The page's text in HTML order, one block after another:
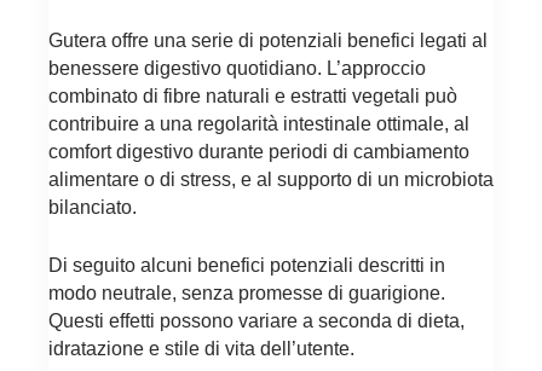
Gutera offre una serie di potenziali benefici legati al
benessere digestivo quotidiano. L’approccio
combinato di fibre naturali e estratti vegetali può
contribuire a una regolarità intestinale ottimale, al
comfort digestivo durante periodi di cambiamento
alimentare o di stress, e al supporto di un microbiota
bilanciato.
Di seguito alcuni benefici potenziali descritti in
modo neutrale, senza promesse di guarigione.
Questi effetti possono variare a seconda di dieta,
idratazione e stile di vita dell’utente.